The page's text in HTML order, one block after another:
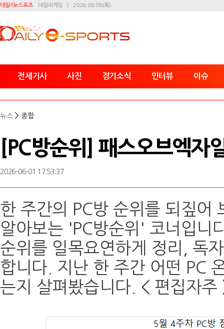
데일리e스포츠 데일리게임 2026.08.06(목)
전체기사 사진 경기소식 인터뷰 이슈
뉴스 > 종합
[PC방순위] 패스오브엑
2026-06-01 17:53:37
한 주간의 PC방 순위를 되짚어
알아보는 'PC방순위' 코너입니
순위를 일목요연하게 정리, 독
합니다. 지난 한 주간 어떤 PC
는지 살펴봤습니다. < 편집자주